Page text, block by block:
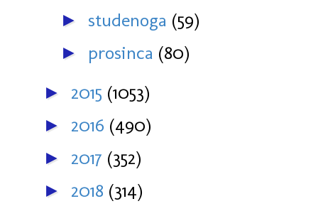
► studenoga (59)
► prosinca (80)
► 2015 (1053)
► 2016 (490)
► 2017 (352)
► 2018 (314)